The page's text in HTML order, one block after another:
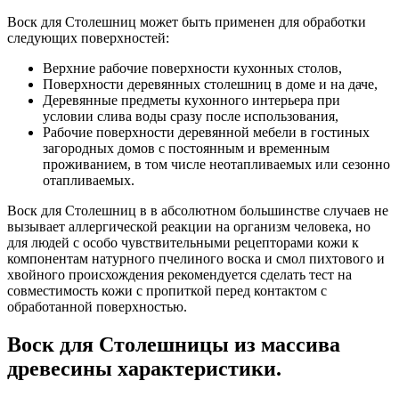
Воск для Столешниц может быть применен для обработки
следующих поверхностей:
Верхние рабочие поверхности кухонных столов,
Поверхности деревянных столешниц в доме и на даче,
Деревянные предметы кухонного интерьера при
условии слива воды сразу после использования,
Рабочие поверхности деревянной мебели в гостиных
загородных домов с постоянным и временным
проживанием, в том числе неотапливаемых или сезонно
отапливаемых.
Воск для Столешниц в в абсолютном большинстве случаев не
вызывает аллергической реакции на организм человека, но
для людей с особо чувствительными рецепторами кожи к
компонентам натурного пчелиного воска и смол пихтового и
хвойного происхождения рекомендуется сделать тест на
совместимость кожи с пропиткой перед контактом с
обработанной поверхностью.
Воск для Столешницы из массива
древесины характеристики.